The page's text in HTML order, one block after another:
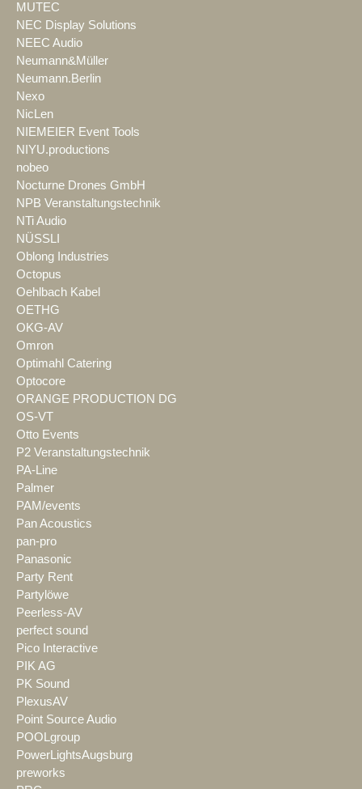
MUTEC
NEC Display Solutions
NEEC Audio
Neumann&Müller
Neumann.Berlin
Nexo
NicLen
NIEMEIER Event Tools
NIYU.productions
nobeo
Nocturne Drones GmbH
NPB Veranstaltungstechnik
NTi Audio
NÜSSLI
Oblong Industries
Octopus
Oehlbach Kabel
OETHG
OKG-AV
Omron
Optimahl Catering
Optocore
ORANGE PRODUCTION DG
OS-VT
Otto Events
P2 Veranstaltungstechnik
PA-Line
Palmer
PAM/events
Pan Acoustics
pan-pro
Panasonic
Party Rent
Partylöwe
Peerless-AV
perfect sound
Pico Interactive
PIK AG
PK Sound
PlexusAV
Point Source Audio
POOLgroup
PowerLightsAugsburg
preworks